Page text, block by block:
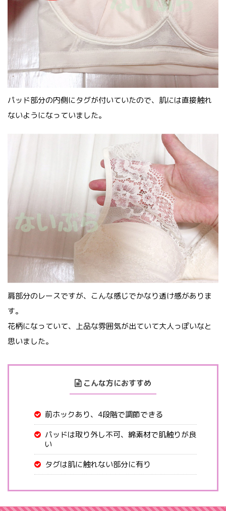
パッド部分の内側にタグが付いていたので、肌には直接触れ
ないようになっていました。
肩部分のレースですが、こんな感じでかなり透け感がありま
す。
花柄になっていて、上品な雰囲気が出ていて大人っぽいなと
思いました。
こんな方におすすめ
前ホックあり、4段階で調節できる
パッドは取り外し不可、綿素材で肌触りが良
い
タグは肌に触れない部分に有り